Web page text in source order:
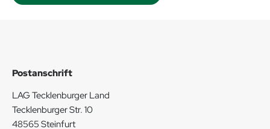
Postanschrift
LAG Tecklenburger Land
Tecklenburger Str. 10
48565 Steinfurt